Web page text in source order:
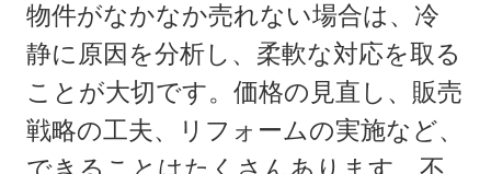
物件がなかなか売れない場合は、冷
静に原因を分析し、柔軟な対応を取る
ことが大切です。価格の見直し、販売
戦略の工夫、リフォームの実施など、